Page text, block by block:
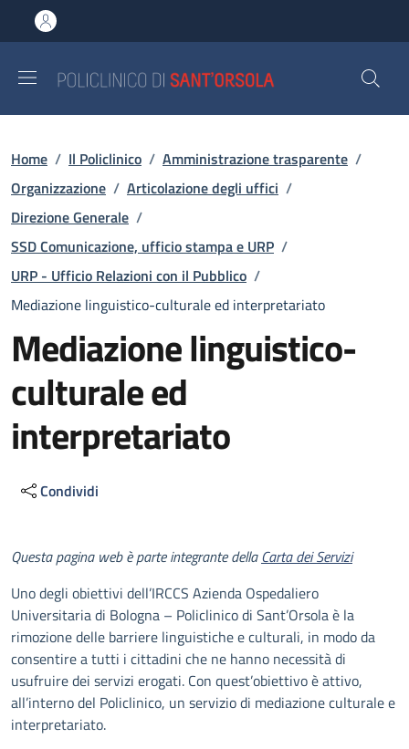
al contenuto principale
to footer content
Briciole di pane
Home / Il Policlinico / Amministrazione trasparente /
Organizzazione / Articolazione degli uffici /
Direzione Generale /
SSD Comunicazione, ufficio stampa e URP /
URP - Ufficio Relazioni con il Pubblico /
Mediazione linguistico-culturale ed interpretariato
Mediazione linguistico-
culturale ed
interpretariato
Condividi
Descrizione
Questa pagina web è parte integrante dellaCarta dei Servizi
Uno degli obiettivi dell’IRCCS Azienda Ospedaliero
Universitaria di Bologna – Policlinico di Sant’Orsola è la
rimozione delle barriere linguistiche e culturali, in modo da
consentire a tutti i cittadini che ne hanno necessità di
usufruire dei servizi erogati. Con quest’obiettivo è attivo,
all’interno del Policlinico, un servizio di mediazione culturale e
interpretariato.